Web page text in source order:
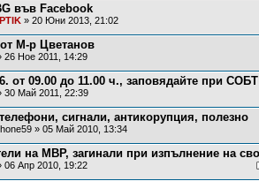
във Facebook
» 20 Юни 2013, 21:02
М-р Цветанов
26 Ное 2011, 14:29
от 09.00 до 11.00 ч., заповядайте при
30 Май 2011, 22:39
сигнали, антикорупция, полезно
» 05 Май 2010, 13:34
на МВР, загинали при изпълнение на
06 Апр 2010, 19:22